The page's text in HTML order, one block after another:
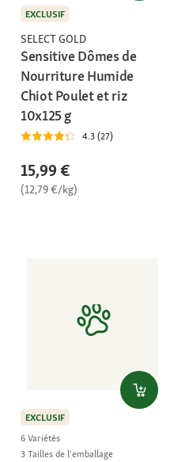
EXCLUSIF
SELECT GOLD
Sensitive Dômes de
Nourriture Humide
Chiot Poulet et riz
10x125 g
4.3 (27)
15,99 €
(12,79 €/kg)
EXCLUSIF
6 Variétés
3 Tailles de l'emballage